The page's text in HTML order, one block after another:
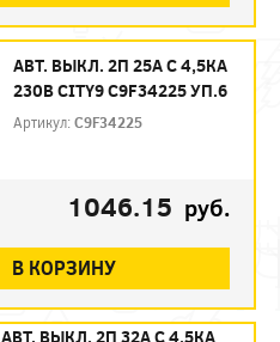
АВТ. ВЫКЛ. 2П 25А С 4,5КА
230В CITY9 C9F34225 УП.6
Артикул:C9F34225
1046.15 руб.
В КОРЗИНУ
АВТ. ВЫКЛ. 2П 32А С 4,5КА